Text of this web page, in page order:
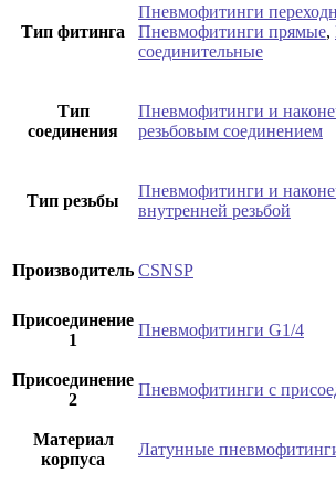
Тип фитинга
Пневмофитинги
Пневмофитинги прямые,
соединительные
Тип
соединения
Пневмофитинги и
резьбовым соединением
Тип резьбы
Пневмофитинги и
внутренней резьбой
Производитель CSNSP
Присоединение
1
Пневмофитинги G1/4
Присоединение
2
Пневмофитинги с
Материал
корпуса
Латунные